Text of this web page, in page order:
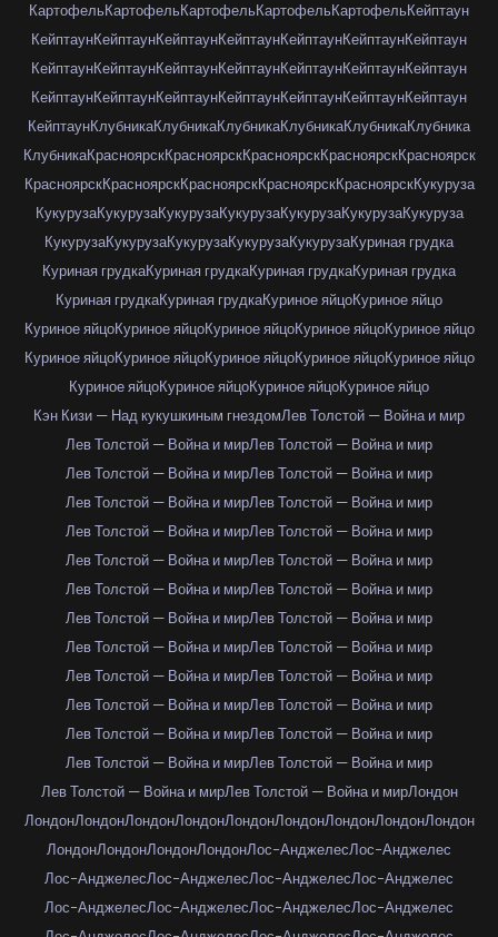
КартофельКартофельКартофельКартофельКартофельКейптаун
КейптаунКейптаунКейптаунКейптаунКейптаунКейптаунКейптаун
КейптаунКейптаунКейптаунКейптаунКейптаунКейптаунКейптаун
КейптаунКейптаунКейптаунКейптаунКейптаунКейптаунКейптаун
КейптаунКлубникаКлубникаКлубникаКлубникаКлубникаКлубника
КлубникаКрасноярскКрасноярскКрасноярскКрасноярскКрасноярск
КрасноярскКрасноярскКрасноярскКрасноярскКрасноярскКукуруза
КукурузаКукурузаКукурузаКукурузаКукурузаКукурузаКукуруза
КукурузаКукурузаКукурузаКукурузаКукурузаКуриная грудка
Куриная грудкаКуриная грудкаКуриная грудкаКуриная грудка
Куриная грудкаКуриная грудкаКуриное яйцоКуриное яйцо
Куриное яйцоКуриное яйцоКуриное яйцоКуриное яйцоКуриное яйцо
Куриное яйцоКуриное яйцоКуриное яйцоКуриное яйцоКуриное яйцо
Куриное яйцоКуриное яйцоКуриное яйцоКуриное яйцо
Кэн Кизи — Над кукушкиным гнездомЛев Толстой — Война и мир
Лев Толстой — Война и мирЛев Толстой — Война и мир
Лев Толстой — Война и мирЛев Толстой — Война и мир
Лев Толстой — Война и мирЛев Толстой — Война и мир
Лев Толстой — Война и мирЛев Толстой — Война и мир
Лев Толстой — Война и мирЛев Толстой — Война и мир
Лев Толстой — Война и мирЛев Толстой — Война и мир
Лев Толстой — Война и мирЛев Толстой — Война и мир
Лев Толстой — Война и мирЛев Толстой — Война и мир
Лев Толстой — Война и мирЛев Толстой — Война и мир
Лев Толстой — Война и мирЛев Толстой — Война и мир
Лев Толстой — Война и мирЛев Толстой — Война и мир
Лев Толстой — Война и мирЛев Толстой — Война и мир
Лев Толстой — Война и мирЛев Толстой — Война и мирЛондон
ЛондонЛондонЛондонЛондонЛондонЛондонЛондонЛондонЛондон
ЛондонЛондонЛондонЛондонЛос-АнджелесЛос-Анджелес
Лос-АнджелесЛос-АнджелесЛос-АнджелесЛос-Анджелес
Лос-АнджелесЛос-АнджелесЛос-АнджелесЛос-Анджелес